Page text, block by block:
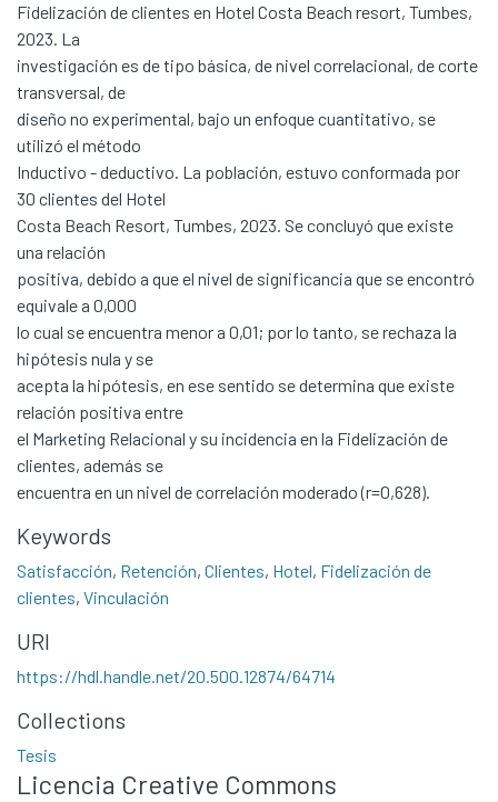
Communities & Collections
All of DSpace
Statistics
Contacto
Políticas
Fidelización de clientes en Hotel Costa Beach resort, Tumbes,
2023. La
investigación es de tipo básica, de nivel correlacional, de corte
transversal, de
diseño no experimental, bajo un enfoque cuantitativo, se
utilizó el método
Inductivo - deductivo. La población, estuvo conformada por
30 clientes del Hotel
Costa Beach Resort, Tumbes, 2023. Se concluyó que existe
una relación
positiva, debido a que el nivel de significancia que se encontró
equivale a 0,000
lo cual se encuentra menor a 0,01; por lo tanto, se rechaza la
hipótesis nula y se
acepta la hipótesis, en ese sentido se determina que existe
relación positiva entre
el Marketing Relacional y su incidencia en la Fidelización de
clientes, además se
encuentra en un nivel de correlación moderado (r=0,628).
Keywords
Satisfacción, Retención, Clientes, Hotel, Fidelización de
clientes, Vinculación
URI
https://hdl.handle.net/20.500.12874/64714
Collections
Tesis
Licencia Creative Commons